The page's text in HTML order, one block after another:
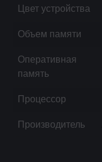
Цвет устройства
Объем памяти
Оперативная
память
Процессор
Производитель